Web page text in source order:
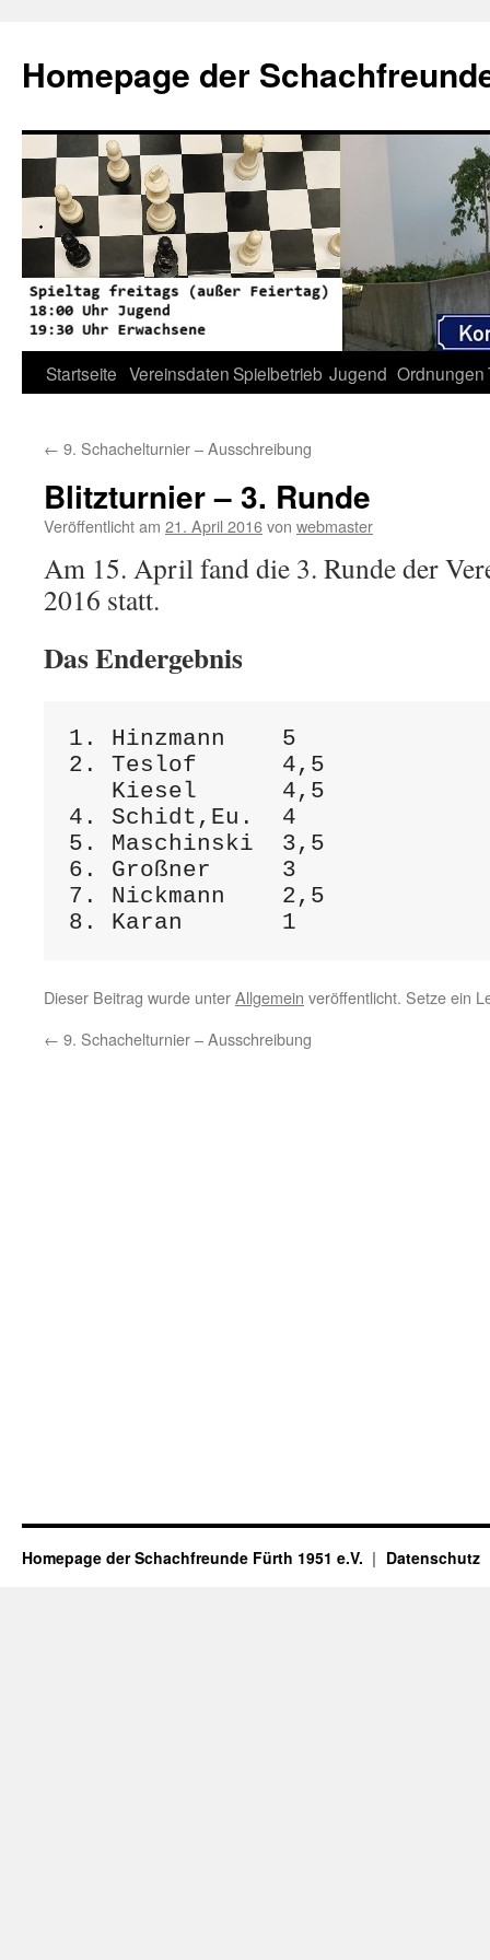
springen
Homepage der
Startseite VereinsdatenSpielbetrieb Jugend Ordnungen
← 9. Schachelturnier – Ausschreibung
Blitzturnier – 3. Runde
Veröffentlicht am 21. April 2016von webmaster
Am 15. April fand die 3. Runde der
2016 statt.
Das Endergebnis
1. Hinzmann    5
2. Teslof      4,5
   Kiesel      4,5
4. Schidt,Eu.  4
5. Maschinski  3,5
6. Großner     3
7. Nickmann    2,5
Dieser Beitrag wurde unterAllgemein veröffentlicht. Setze ein
← 9. Schachelturnier – Ausschreibung
Homepage der Schachfreunde Fürth 1951 e.V. Datenschutz